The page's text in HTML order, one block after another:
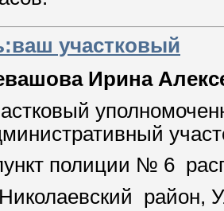
участковый
Ирина
полиции № 6
район,